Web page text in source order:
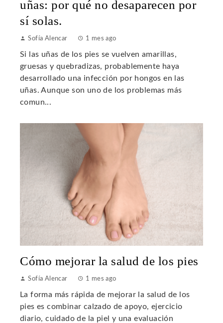
uñas: por qué no desaparecen por
sí solas.
Sofía Alencar 1 mes ago
Si las uñas de los pies se vuelven amarillas,
gruesas y quebradizas, probablemente haya
desarrollado una infección por hongos en las
uñas. Aunque son uno de los problemas más
comun...
Cómo mejorar la salud de los pies
Sofía Alencar 1 mes ago
La forma más rápida de mejorar la salud de los
pies es combinar calzado de apoyo, ejercicio
diario, cuidado de la piel y una evaluación